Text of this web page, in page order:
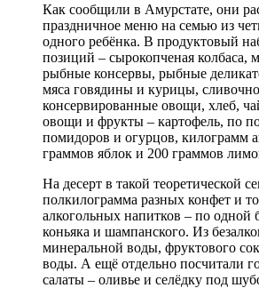
Как сообщили в Амурстате, они
праздничное меню на семью из
одного ребёнка. В продуктовый
позиций – сырокопченая колбаса,
рыбные консервы, рыбные
мяса говядины и курицы,
консервированные овощи, хлеб,
овощи и фрукты – картофель, по
помидоров и огурцов, килограмм
граммов яблок и 200 граммов
На десерт в такой теоретической
полкилограмма разных конфет и
алкогольных напитков – по одной
коньяка и шампанского. Из
минеральной воды, фруктового
воды. А ещё отдельно посчитали
салаты – оливье и селёдку под